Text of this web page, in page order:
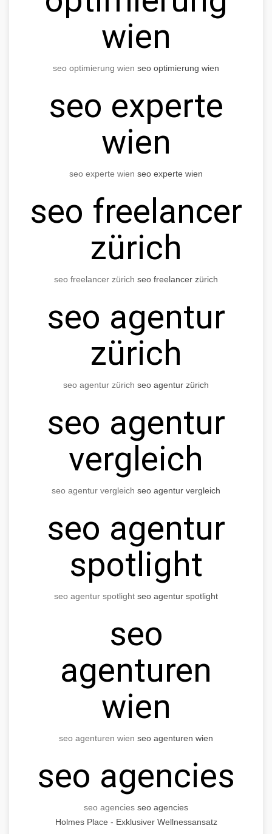
wien
seo optimierung wien seo optimierung wien
seo experte
wien
seo experte wien seo experte wien
seo freelancer
zürich
seo freelancer zürich seo freelancer zürich
seo agentur
zürich
seo agentur zürich seo agentur zürich
seo agentur
vergleich
seo agentur vergleich seo agentur vergleich
seo agentur
spotlight
seo agentur spotlight seo agentur spotlight
seo
agenturen
wien
seo agenturen wien seo agenturen wien
seo agencies
seo agencies seo agencies
Holmes Place - Exklusiver Wellnessansatz